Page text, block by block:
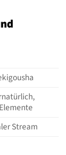
Stream